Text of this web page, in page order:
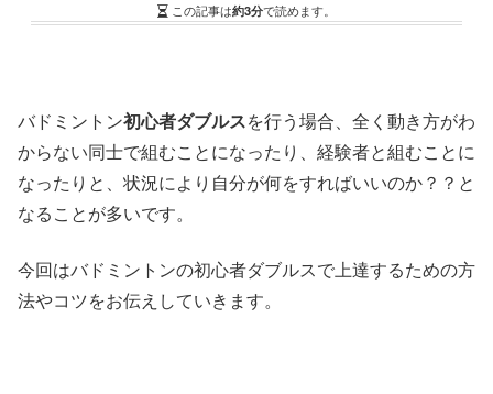
この記事は約3分で読めます。
バドミントン初心者ダブルスを行う場合、全く動き方がわ
からない同士で組むことになったり、経験者と組むことに
なったりと、状況により自分が何をすればいいのか？？と
なることが多いです。
今回はバドミントンの初心者ダブルスで上達するための方
法やコツをお伝えしていきます。